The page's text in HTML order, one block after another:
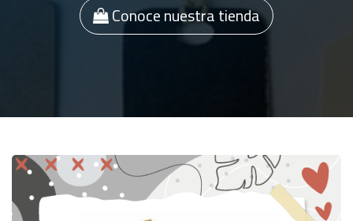
Conoce nuestra tienda